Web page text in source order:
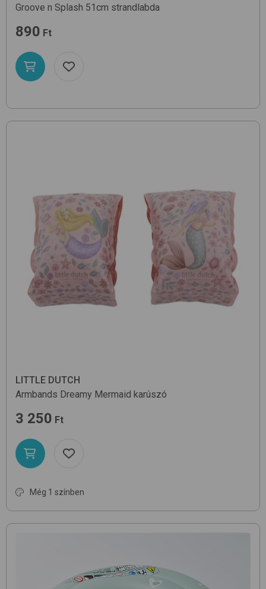
Groove n Splash 51cm strandlabda
890 Ft
LITTLE DUTCH
Armbands Dreamy Mermaid karúszó
3 250 Ft
Még 1 színben